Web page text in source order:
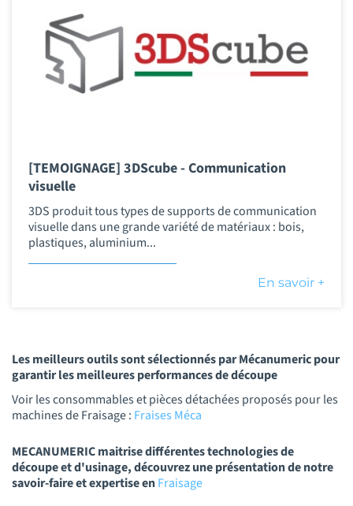
[TEMOIGNAGE] 3DScube - Communication
visuelle
3DS produit tous types de supports de communication
visuelle dans une grande variété de matériaux : bois,
plastiques, aluminium...
En savoir +
Les meilleurs outils sont sélectionnés par Mécanumeric pour
garantir les meilleures performances de découpe
Voir les consommables et pièces détachées proposés pour les
machines de Fraisage : Fraises Méca
MECANUMERIC maitrise différentes technologies de
découpe et d'usinage, découvrez une présentation de notre
savoir-faire et expertise enFraisage